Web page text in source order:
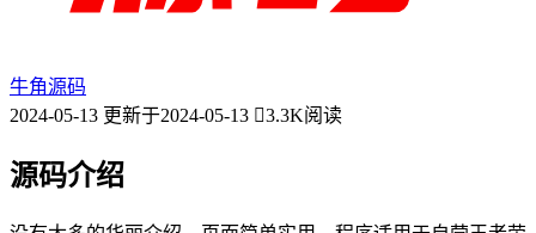
牛角源码
2024-05-13 更新于2024-05-13 3.3K阅读
源码介绍